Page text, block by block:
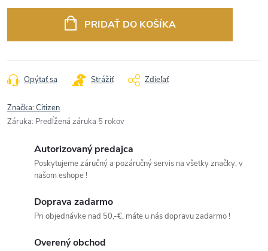
PRIDAŤ DO KOŠÍKA
Opýtať sa Strážiť Zdieľať
Značka:Citizen
Záruka: Predĺžená záruka 5 rokov
Autorizovaný predajca
Poskytujeme záručný a pozáručný servis na všetky značky, v
našom eshope !
Doprava zadarmo
Pri objednávke nad 50,-€, máte u nás dopravu zadarmo !
Overený obchod